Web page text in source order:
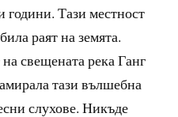
години. Тази местност
раят на земята.
свещената река Ганг
тази вълшебна
слухове. Никъде